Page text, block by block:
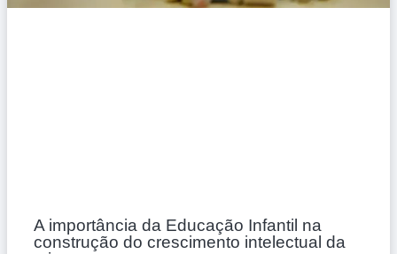
A importância da Educação Infantil na
construção do crescimento intelectual da